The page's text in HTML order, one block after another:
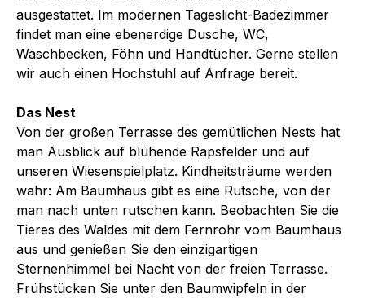
ausgestattet. Im modernen Tageslicht-Badezimmer
findet man eine ebenerdige Dusche, WC,
Waschbecken, Föhn und Handtücher. Gerne stellen
wir auch einen Hochstuhl auf Anfrage bereit.
Das Nest
Von der großen Terrasse des gemütlichen Nests hat
man Ausblick auf blühende Rapsfelder und auf
unseren Wiesenspielplatz. Kindheitsträume werden
wahr: Am Baumhaus gibt es eine Rutsche, von der
man nach unten rutschen kann. Beobachten Sie die
Tieres des Waldes mit dem Fernrohr vom Baumhaus
aus und genießen Sie den einzigartigen
Sternenhimmel bei Nacht von der freien Terrasse.
Frühstücken Sie unter den Baumwipfeln in der